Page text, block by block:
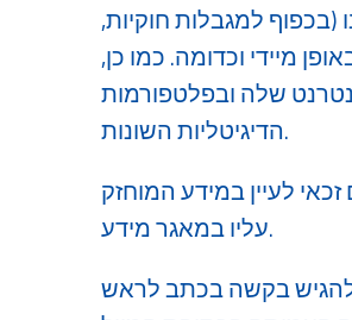
(בכפוף למגבלות חוקיות,
מיידי וכדומה. כמו כן,
שלה ובפלטפורמות
הדיגיטליות השונות.
התשמ"א-1981, כל אדם זכאי לעיין במידע המוחזק
עליו במאגר מידע.
להגיש בקשה בכתב לראש